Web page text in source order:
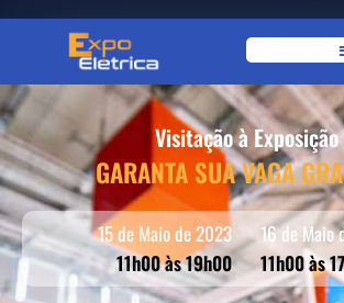
Visitação à Exposição
GARANTA SUA VAGA
15 de Maio de 2023
11h00 às 19h00
16 de Maio
11h00 às